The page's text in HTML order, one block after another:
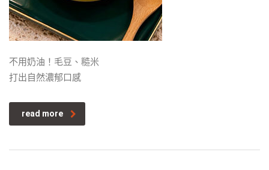
不用奶油！毛豆、糙米
打出自然濃郁口感
read more